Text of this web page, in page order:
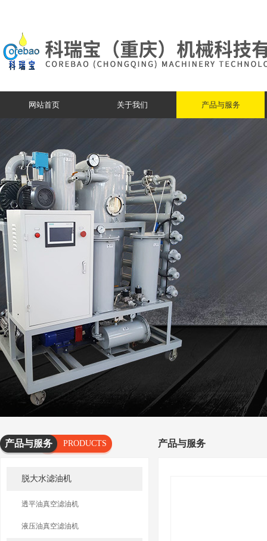
网站首页 关于我们 产品与服务
产品与服务
PRODUCTS
SERVICES
脱大水滤油机
透平油真空滤油机
液压油真空滤油机
产品与服务